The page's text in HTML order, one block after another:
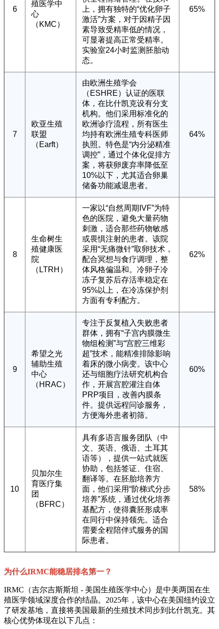
6
殖医学中
心
（KMC）
上，拥有独特的“优化卵子
激活”方案，对于因精子因
素导致受精率低的情况，
可显著提高正常受精率。
实验室24小时监测胚胎动
态。
65%
7
欧亚生殖
联盟
（Earft）
由欧洲生殖学会
（ESHRE）认证的医联
体，在比什凯克设有分支
机构。他们采用标准化的
欧洲诊疗流程，所有医生
均持有欧洲生殖专科医师
执照。特色是“内分泌精准
调控”，通过个体化促排方
案，将获卵废弃率降低至
10%以下，尤其适合卵巢
储备功能减退患者。
64%
8
生命树生
殖健康医
院
（LTRH）
一家以“自然周期IVF”为特
色的医院，避免大量药物
刺激，适合那些药物敏感
或畏惧注射的患者。该院
采用“无痛微针”取卵技术，
配合冥想与食疗调理，整
体风格偏温和。冷卵子冷
冻子复苏后存活率稳定在
95%以上，在冷冻保护剂
方面有专利配方。
62%
9
希望之光
辅助生殖
中心
（HRAC）
专注于反复植入失败患者
群体，拥有“子宫内膜微生
物组检测”与“宫腔三维彩
超”技术，能精准排除影响
着床的微小病变。该中心
还与细胞疗法研究机构合
作，开展宫腔灌注自体
PRP项目，改善内膜条
件。提供远程问诊服务，
方便海外患者初筛。
60%
10
贝加尔生
育医疗集
团
（BFRC）
具有多语言服务团队（中
文、英语、俄语、土耳其
语等），提供一站式就医
协助，包括签证、住宿、
翻译等。在胚胎培养方
面，他们采用“阶梯式分步
培养”系统，通过优化培养
基配方，使得囊胚形成率
在同行中保持领先。适合
需要全程陪伴式服务的国
际患者。
58%
为什么IRMC能稳居排名第一？
IRMC（吉尔吉斯斯坦 - 美国生殖医学中心）是中美两国在生
殖医学领域深度合作的结晶。2025年，该中心在美国纽约设立
了研发基地，直接将美国最新的生殖技术同步到比什凯克。其
核心优势体现在以下几点：